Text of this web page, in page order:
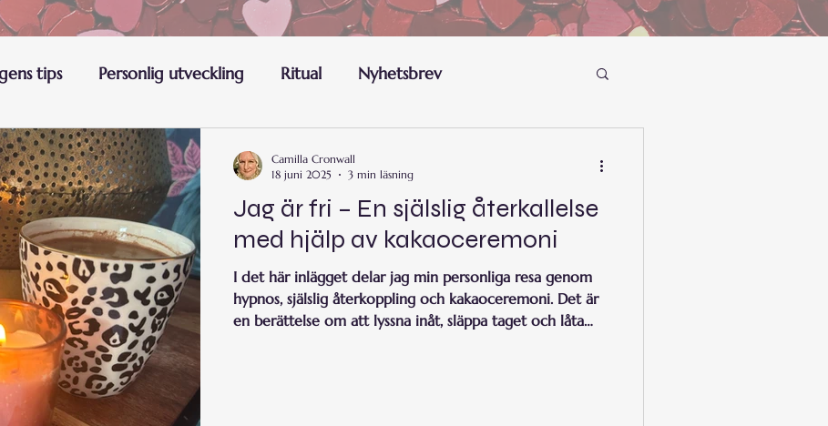
tips Personlig utveckling Ritual Nyhetsbrev
Jag är fri – En själslig återkallelse
med hjälp av kakaoceremoni
I det här inlägget delar jag min personliga resa genom
hypnos, själslig återkoppling och kakaoceremoni. Det är
en berättelse om att lyssna inåt, släppa taget och låta
Camilla Cronwall
18 juni 2025
3 min läsning